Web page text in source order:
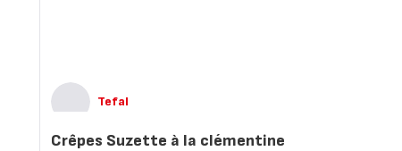
Tefal
Crêpes Suzette à la clémentine